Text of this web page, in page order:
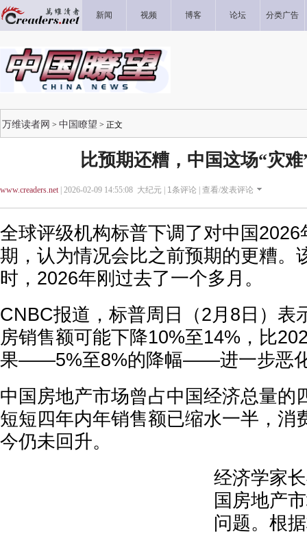
新闻 视频 博客 论坛 分类广告
万维读者网 > 中国瞭望 > 正文
比预期还糟，中国这场“灾
www.creaders.net| 2026-02-09 14:55:08 大纪元 | 1条评论 | 查看/发表评论
全球评级机构标普下调了对中国
期，认为情况会比之前预期的更糟。
时，2026年刚过去了一个多月。
CNBC报道，标普周日（2月8日）表
房销售额可能下降10%至14%，比
果——5%至8%的降幅——进一步恶
中国房地产市场曾占中国经济总量的
短短四年内年销售额已缩水一半，消
今仍未回升。
经济学家
国房地产
问题。根